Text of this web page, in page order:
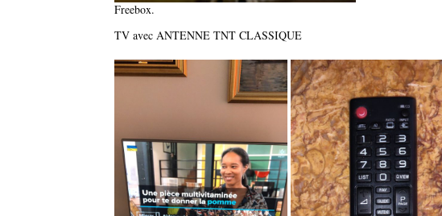
Freebox.
TV avec ANTENNE TNT CLASSIQUE